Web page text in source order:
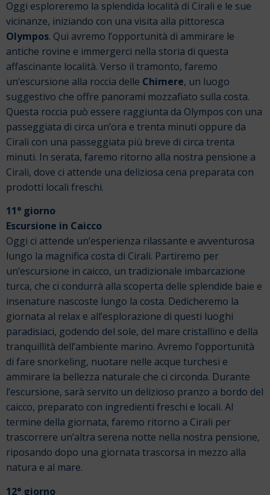
Oggi esploreremo la splendida località di Cirali e le sue
vicinanze, iniziando con una visita alla pittoresca
Olympos. Qui avremo l’opportunità di ammirare le
antiche rovine e immergerci nella storia di questa
affascinante località. Verso il tramonto, faremo
un’escursione alla roccia delle Chimere, un luogo
suggestivo che offre panorami mozzafiato sulla costa.
Questa roccia può essere raggiunta da Olympos con una
passeggiata di circa un’ora e trenta minuti oppure da
Cirali con una passeggiata più breve di circa trenta
minuti. In serata, faremo ritorno alla nostra pensione a
Cirali, dove ci attende una deliziosa cena preparata con
prodotti locali freschi.
11° giorno
Escursione in Caicco
Oggi ci attende un’esperienza rilassante e avventurosa
lungo la magnifica costa di Cirali. Partiremo per
un’escursione in caicco, un tradizionale imbarcazione
turca, che ci condurrà alla scoperta delle splendide baie e
insenature nascoste lungo la costa. Dedicheremo la
giornata al relax e all’esplorazione di questi luoghi
paradisiaci, godendo del sole, del mare cristallino e della
tranquillità dell’ambiente marino. Avremo l’opportunità
di fare snorkeling, nuotare nelle acque turchesi e
ammirare la bellezza naturale che ci circonda. Durante
l’escursione, sarà servito un delizioso pranzo a bordo del
caicco, preparato con ingredienti freschi e locali. Al
termine della giornata, faremo ritorno a Cirali per
trascorrere un’altra serena notte nella nostra pensione,
riposando dopo una giornata trascorsa in mezzo alla
natura e al mare.
12° giorno